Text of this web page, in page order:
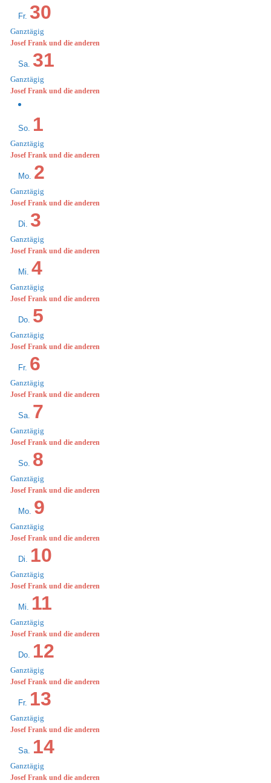
Fr. 30
Ganztägig
Josef Frank und die anderen
Sa. 31
Ganztägig
Josef Frank und die anderen
So. 1
Ganztägig
Josef Frank und die anderen
Mo. 2
Ganztägig
Josef Frank und die anderen
Di. 3
Ganztägig
Josef Frank und die anderen
Mi. 4
Ganztägig
Josef Frank und die anderen
Do. 5
Ganztägig
Josef Frank und die anderen
Fr. 6
Ganztägig
Josef Frank und die anderen
Sa. 7
Ganztägig
Josef Frank und die anderen
So. 8
Ganztägig
Josef Frank und die anderen
Mo. 9
Ganztägig
Josef Frank und die anderen
Di. 10
Ganztägig
Josef Frank und die anderen
Mi. 11
Ganztägig
Josef Frank und die anderen
Do. 12
Ganztägig
Josef Frank und die anderen
Fr. 13
Ganztägig
Josef Frank und die anderen
Sa. 14
Ganztägig
Josef Frank und die anderen